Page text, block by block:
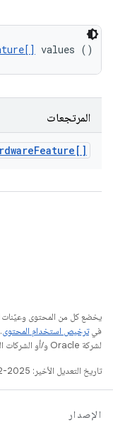
values ()
المرتجعات
Feature[]
يخضع كل من المحتوى وعيّنات
فيترخيص استخدام المحتوى
لشركة Oracle و/أو الشركات التابعة لها.
تاريخ التعديل الأخير: 2025-12-04 (حسب التوقيت العالمي المتفَّق عليه)
الإصدار